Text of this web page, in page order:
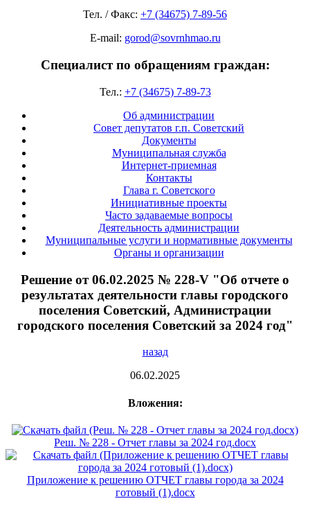
Тел. / Факс: +7 (34675) 7-89-56
E-mail: gorod@sovrnhmao.ru
Специалист по обращениям граждан:
Тел.: +7 (34675) 7-89-73
Об администрации
Совет депутатов г.п. Советский
Документы
Муниципальная служба
Интернет-приемная
Контакты
Глава г. Советского
Инициативные проекты
Часто задаваемые вопросы
Деятельность администрации
Муниципальные услуги и нормативные документы
Органы и организации
Решение от 06.02.2025 № 228-V "Об отчете о
результатах деятельности главы городского
поселения Советский, Администрации
городского поселения Советский за 2024 год"
назад
06.02.2025
Вложения:
Реш. № 228 - Отчет главы за 2024 год.docx
Приложение к решению ОТЧЕТ главы города за 2024
готовый (1).docx